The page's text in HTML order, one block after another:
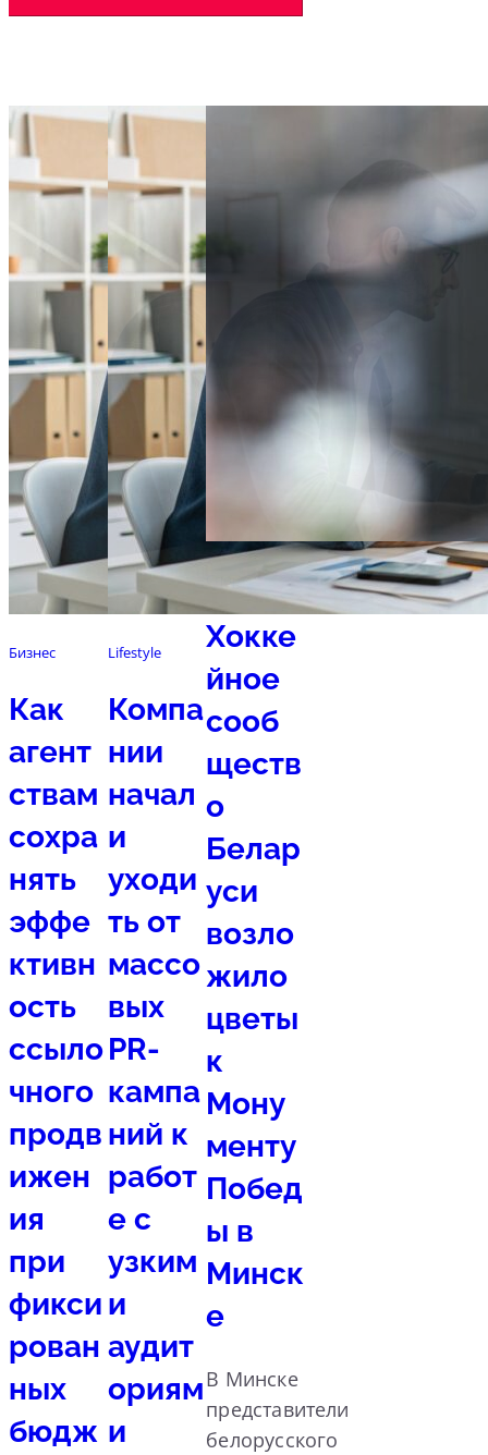
Бизнес
Как
агент
ствам
сохра
нять
эффе
ктивн
ость
ссыло
чного
продв
ижен
ия
при
фикси
рован
ных
бюдж
Lifestyle
Компа
нии
начал
и
уходи
ть от
массо
вых
PR-
кампа
ний к
работ
е с
узким
и
аудит
ориям
и
Спорт
Хокке
йное
сооб
ществ
о
Белар
уси
возло
жило
цветы
к
Мону
менту
Побед
ы в
Минск
е
В Минске
представители
белорусского